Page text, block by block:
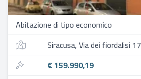
Abitazione di tipo economico
Siracusa, Via dei fiordalisi 17
€ 159.990,19